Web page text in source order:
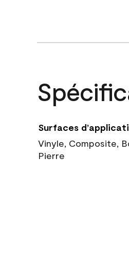
Surfaces
Vinyle, Composite,
Pierre